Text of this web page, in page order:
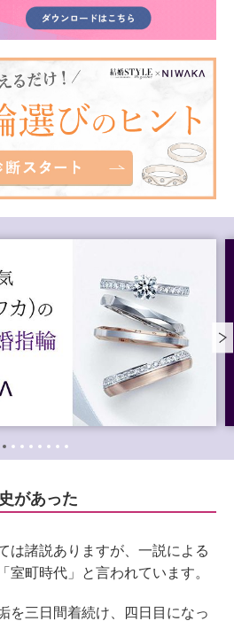
があった
は諸説ありますが、一説による
室町時代」と言われています。
を三日間着続け、四日目になっ